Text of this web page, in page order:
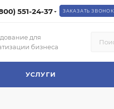
551-24-37 ЗАКАЗАТЬ ЗВОНОК
для
бизнеса
УСЛУГИ